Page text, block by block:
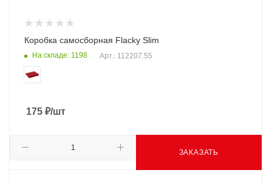
Коробка самосборная Flacky Slim
На складе: 1198 Арт.: 112207.55
175 ₽/шт
ЗАКАЗАТЬ